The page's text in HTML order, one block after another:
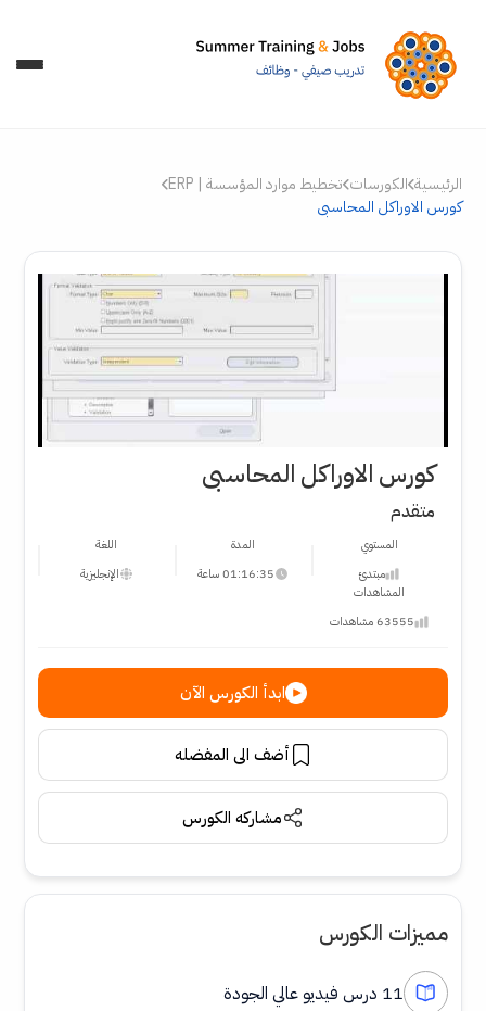
الرئيسية الكورسات تخطيط موارد المؤسسة | ERP
كورس الاوراكل المحاسبى
كورس الاوراكل المحاسبى
متقدم
المستوي
مبتدئ
المدة
01:16:35 ساعة
اللغة
الإنجليزية
المشاهدات
63555 مشاهدات
ابدأ الكورس الآن
أضف الى المفضله
مشاركه الكورس
مميزات الكورس
11 درس فيديو عالي الجودة